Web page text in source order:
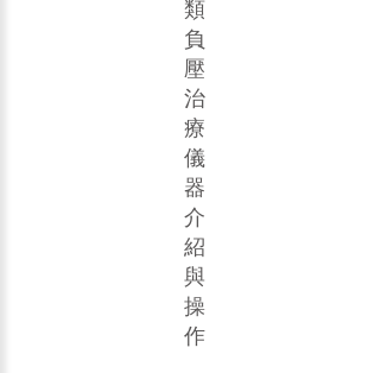
類
負
壓
治
療
儀
器
介
紹
與
操
作